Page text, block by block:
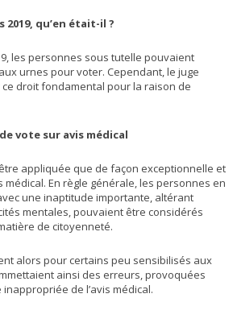
2019, qu’en était-il ?
les personnes sous tutelle pouvaient
urnes pour voter. Cependant, le juge
droit fondamental pour la raison de
vote sur avis médical
appliquée que de façon exceptionnelle et
médical. En règle générale, les personnes en
une inaptitude importante, altérant
mentales, pouvaient être considérés
de citoyenneté.
alors pour certains peu sensibilisés aux
ainsi des erreurs, provoquées
de l’avis médical.